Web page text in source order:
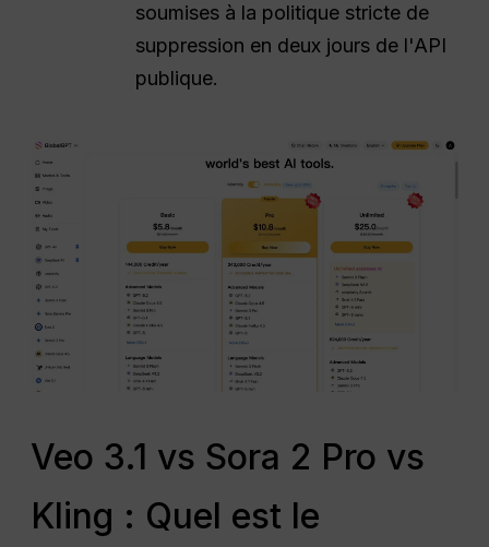
soumises à la politique stricte de
suppression en deux jours de l'API
publique.
Veo 3.1 vs Sora 2 Pro vs
Kling : Quel est le